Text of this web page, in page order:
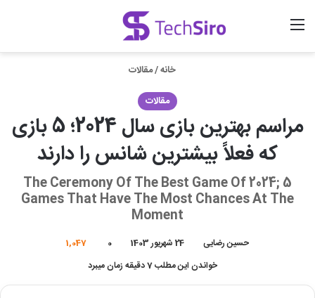
جستجو برای
ورود
خانه/مقالات
مقالات
مراسم بهترین بازی سال 2024؛ 5 بازی
که فعلاً بیشترین شانس را دارند
The Ceremony Of The Best Game Of 2024; 5
Games That Have The Most Chances At The
Moment
حسین رضایی 24 شهریور 1403 0
1,047
خواندن این مطلب 7 دقیقه زمان میبرد